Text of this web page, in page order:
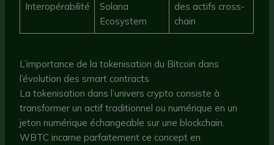
Interopérabilité
Solana
Ecosystem
des actifs cross-
chain
L’importance de la tokenisation du Bitcoin dans
l’évolution des smart contracts
La tokenisation dans l’univers crypto consiste à
transformer un actif traditionnel ou numérique en un
jeton numérique échangeable sur une blockchain.
WBTC incarne parfaitement ce concept en